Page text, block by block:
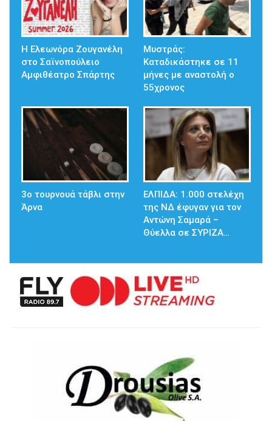
Η Ελεωνόρα Ζουγανέλη
στο Σαϊνοπούλειο
Αμφιθέατρο Σπάρτης
Μυστράς:
Καταδικάστηκε σε 11
μήνες με αναστολή ο
55χρονος
3ο τουρνουά τάβλι στην
Άρνα
ΕΛΠΙΔΑ: 1.000 στελέχη
της ΝΔ έφυγαν για τον
Αντώνη Σαμαρά –
Θύελλα σε ΣΥΡΙΖΑ…